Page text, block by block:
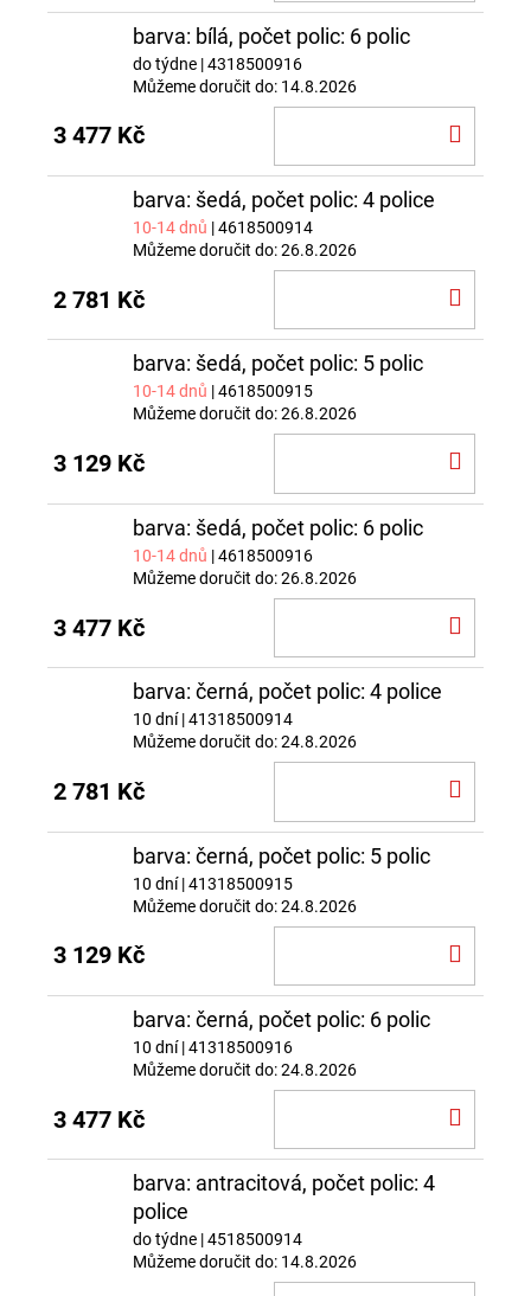
barva: bílá, počet polic: 6 polic
do týdne | 4318500916
Můžeme doručit do: 14.8.2026
3 477 Kč
barva: šedá, počet polic: 4 police
10-14 dnů | 4618500914
Můžeme doručit do:26.8.2026
2 781 Kč
barva: šedá, počet polic: 5 polic
10-14 dnů | 4618500915
Můžeme doručit do:26.8.2026
3 129 Kč
barva: šedá, počet polic: 6 polic
10-14 dnů | 4618500916
Můžeme doručit do:26.8.2026
3 477 Kč
barva: černá, počet polic: 4 police
10 dní| 41318500914
Můžeme doručit do:24.8.2026
2 781 Kč
barva: černá, počet polic: 5 polic
10 dní| 41318500915
Můžeme doručit do:24.8.2026
3 129 Kč
barva: černá, počet polic: 6 polic
10 dní| 41318500916
Můžeme doručit do:24.8.2026
3 477 Kč
barva: antracitová, počet polic: 4
police
do týdne | 4518500914
Můžeme doručit do: 14.8.2026